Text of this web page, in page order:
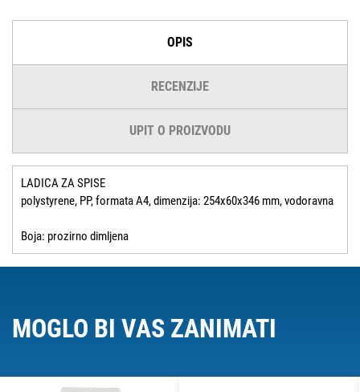
OPIS
RECENZIJE
UPIT O PROIZVODU
LADICA ZA SPISE
polystyrene, PP, formata A4, dimenzija: 254x60x346 mm, vodoravna
Boja: prozirno dimljena
MOGLO BI VAS ZANIMATI